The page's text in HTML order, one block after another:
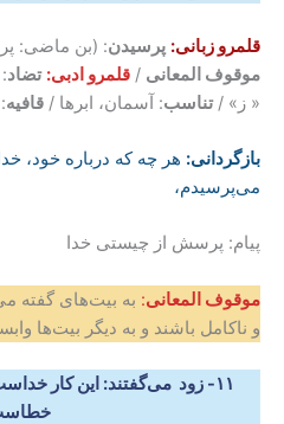
قلمرو زبانی: پرسیدن: (بن ماضی:
موقوف المعانی / قلمرو ادبی: تضاد
« ز» /تناسب: آسمان، ابرها / قافیه
بازگردانی: هر چه که درباره خود،
می‌پرسیدم،
پیام: پرسش از چیستی خدا
موقوف المعانی: به بیت‌های گفته
و ناکامل باشند و به دیگر بیت‌ها
۱۱- زود می‌گفتند: این کار